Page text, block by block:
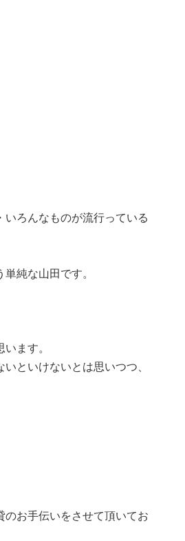
いろんなものが流行っている
純な山田です。
ます。
といけないとは思いつつ、
のお手伝いをさせて頂いてお